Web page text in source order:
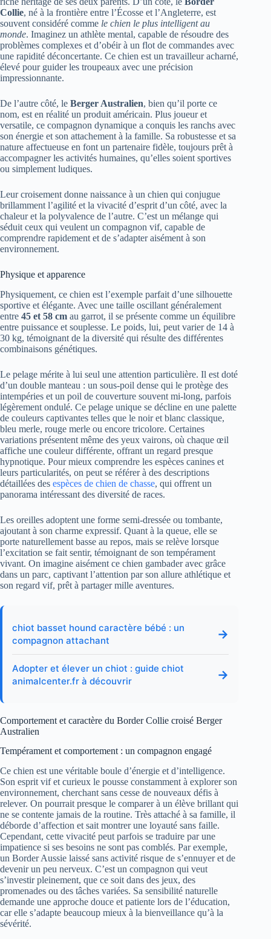
Collie, né à la frontière entre l’Écosse et l’Angleterre, est
souvent considéré comme le chien le plus intelligent au
monde. Imaginez un athlète mental, capable de résoudre des
problèmes complexes et d’obéir à un flot de commandes avec
une rapidité déconcertante. Ce chien est un travailleur acharné,
élevé pour guider les troupeaux avec une précision
impressionnante.
De l’autre côté, le Berger Australien, bien qu’il porte ce
nom, est en réalité un produit américain. Plus joueur et
versatile, ce compagnon dynamique a conquis les ranchs avec
son énergie et son attachement à la famille. Sa robustesse et sa
nature affectueuse en font un partenaire fidèle, toujours prêt à
accompagner les activités humaines, qu’elles soient sportives
ou simplement ludiques.
Leur croisement donne naissance à un chien qui conjugue
brillamment l’agilité et la vivacité d’esprit d’un côté, avec la
chaleur et la polyvalence de l’autre. C’est un mélange qui
séduit ceux qui veulent un compagnon vif, capable de
comprendre rapidement et de s’adapter aisément à son
environnement.
Physique et apparence
Physiquement, ce chien est l’exemple parfait d’une silhouette
sportive et élégante. Avec une taille oscillant généralement
entre 45 et 58 cm au garrot, il se présente comme un équilibre
entre puissance et souplesse. Le poids, lui, peut varier de 14 à
30 kg, témoignant de la diversité qui résulte des différentes
combinaisons génétiques.
Le pelage mérite à lui seul une attention particulière. Il est doté
d’un double manteau : un sous-poil dense qui le protège des
intempéries et un poil de couverture souvent mi-long, parfois
légèrement ondulé. Ce pelage unique se décline en une palette
de couleurs captivantes telles que le noir et blanc classique,
bleu merle, rouge merle ou encore tricolore. Certaines
variations présentent même des yeux vairons, où chaque œil
affiche une couleur différente, offrant un regard presque
hypnotique. Pour mieux comprendre les espèces canines et
leurs particularités, on peut se référer à des descriptions
détaillées des espèces de chien de chasse, qui offrent un
panorama intéressant des diversité de races.
Les oreilles adoptent une forme semi-dressée ou tombante,
ajoutant à son charme expressif. Quant à la queue, elle se
porte naturellement basse au repos, mais se relève lorsque
l’excitation se fait sentir, témoignant de son tempérament
vivant. On imagine aisément ce chien gambader avec grâce
dans un parc, captivant l’attention par son allure athlétique et
son regard vif, prêt à partager mille aventures.
chiot basset hound caractère bébé : un
compagnon attachant
→
Adopter et élever un chiot : guide chiot
animalcenter.fr à découvrir
→
Comportement et caractère du Border Collie croisé Berger
Australien
Tempérament et comportement : un compagnon engagé
Ce chien est une véritable boule d’énergie et d’intelligence.
Son esprit vif et curieux le pousse constamment à explorer son
environnement, cherchant sans cesse de nouveaux défis à
relever. On pourrait presque le comparer à un élève brillant qui
ne se contente jamais de la routine. Très attaché à sa famille, il
déborde d’affection et sait montrer une loyauté sans faille.
Cependant, cette vivacité peut parfois se traduire par une
impatience si ses besoins ne sont pas comblés. Par exemple,
un Border Aussie laissé sans activité risque de s’ennuyer et de
devenir un peu nerveux. C’est un compagnon qui veut
s’investir pleinement, que ce soit dans des jeux, des
promenades ou des tâches variées. Sa sensibilité naturelle
demande une approche douce et patiente lors de l’éducation,
car elle s’adapte beaucoup mieux à la bienveillance qu’à la
sévérité.